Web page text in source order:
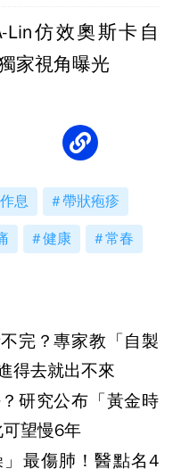
Lin仿效奧斯卡自
家視角曝光
息 帶狀疱疹
健康 常春
完？專家教「自製
阱」抓光 進得去就出不來
研究公布「黃金時
化可望慢6年
最傷肺！醫點名4